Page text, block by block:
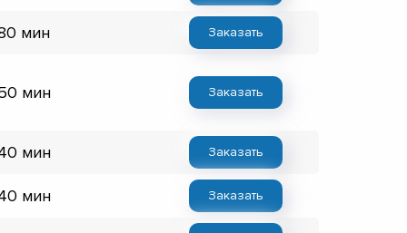
мин Заказать
мин Заказать
мин Заказать
мин Заказать